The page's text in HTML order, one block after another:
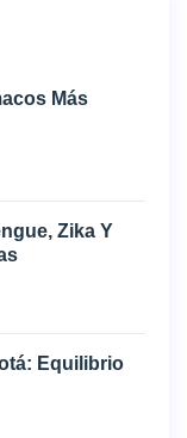
Más
Zika Y
Equilibrio